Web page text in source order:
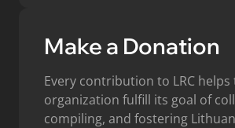
Make a Donation
Every contribution to LRC helps
organization fulfill its goal of
compiling, and fostering